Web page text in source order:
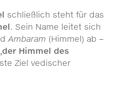
schließlich steht für das
. Sein Name leitet sich
Ambaram (Himmel) ab –
„der Himmel des
Ziel vedischer